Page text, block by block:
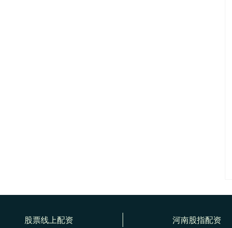
股票线上配资 河南股指配资